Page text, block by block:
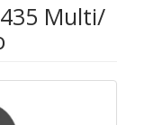
Multi/